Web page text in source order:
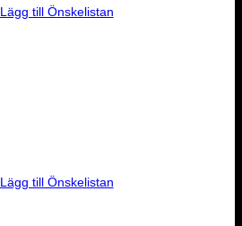
Lägg till Önskelistan
Lägg till Önskelistan